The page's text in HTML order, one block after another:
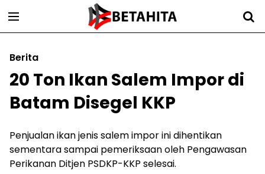
Berita
20 Ton Ikan Salem Impor di
Batam Disegel KKP
Penjualan ikan jenis salem impor ini dihentikan
sementara sampai pemeriksaan oleh Pengawasan
Perikanan Ditjen PSDKP-KKP selesai.